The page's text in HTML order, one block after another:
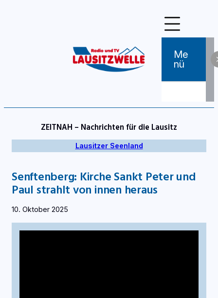
Me
Nü
ZEITNAH – Nachrichten für die Lausitz
Lausitzer Seenland
Senftenberg: Kirche Sankt Peter und
Paul strahlt von innen heraus
10. Oktober 2025